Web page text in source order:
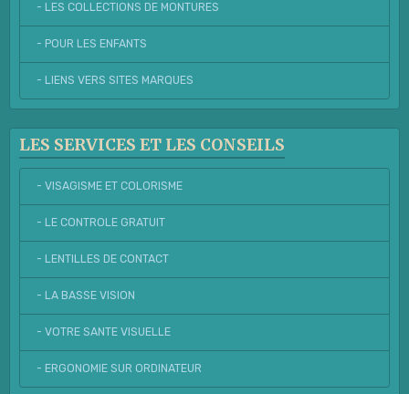
- LES COLLECTIONS DE MONTURES
- POUR LES ENFANTS
- LIENS VERS SITES MARQUES
LES SERVICES ET LES CONSEILS
- VISAGISME ET COLORISME
- LE CONTROLE GRATUIT
- LENTILLES DE CONTACT
- LA BASSE VISION
- VOTRE SANTE VISUELLE
- ERGONOMIE SUR ORDINATEUR